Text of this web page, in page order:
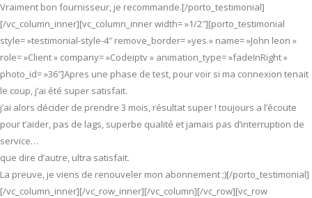
Vraiment bon fournisseur, je recommande.[/porto_testimonial]
[/vc_column_inner][vc_column_inner width= »1/2″][porto_testimonial
style= »testimonial-style-4″ remove_border= »yes » name= »John leon »
role= »Client » company= »Codeiptv » animation_type= »fadeInRight »
photo_id= »36″]Apres une phase de test, pour voir si ma connexion tenait
le coup, j’ai été super satisfait.
j’ai alors décider de prendre 3 mois, résultat super ! toujours a l’écoute
pour t’aider, pas de lags, superbe qualité et jamais pas d’interruption de
service…
que dire d’autre, ultra satisfait.
La preuve, je viens de renouveler mon abonnement ;)[/porto_testimonial]
[/vc_column_inner][/vc_row_inner][/vc_column][/vc_row][vc_row